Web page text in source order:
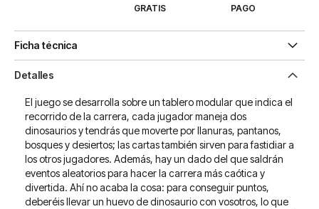
GRATIS PAGO
Ficha técnica
Detalles
El juego se desarrolla sobre un tablero modular que indica el
recorrido de la carrera, cada jugador maneja dos
dinosaurios y tendrás que moverte por llanuras, pantanos,
bosques y desiertos; las cartas también sirven para fastidiar a
los otros jugadores. Además, hay un dado del que saldrán
eventos aleatorios para hacer la carrera más caótica y
divertida. Ahí no acaba la cosa: para conseguir puntos,
deberéis llevar un huevo de dinosaurio con vosotros, lo que